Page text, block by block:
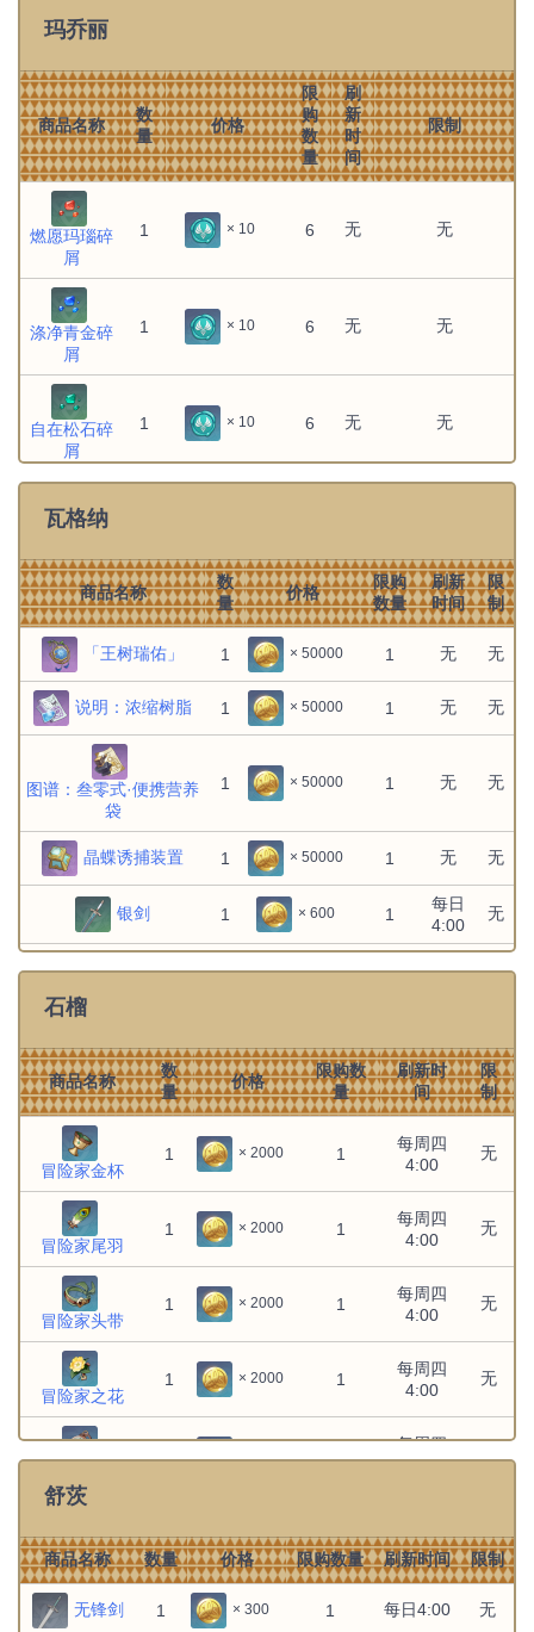
玛乔丽
商品名称
数
量
价格
限
购
数
量
刷
新
时
间
限制
燃愿玛瑙碎
屑
1 × 10 6 无 无
涤净青金碎
屑
1 × 10 6 无 无
自在松石碎
屑
1 × 10 6 无 无
哀叙冰玉碎
坚牢黄玉碎
屑
1 × 10 6 无 无
最胜紫晶碎
屑
1 × 10 6 无
高塔孤王的
破瓦
凛风奔狼的
始龀
1 × 4 3 无
狮牙斗士的
四方之风的
记忆
1 × 225 1 无 无
北陆单手剑
原胚
1 × 225 1 无 无
摩拉 1600 × 1 60 无 无
摩拉 × 2
在其余所有商品购
买完毕后才可购买
风花节纪念
气球
风物之诗琴
风佑之羽球
1 × 150000 1 无 无
瓦格纳
商品名称
数
量
价格
限购
数量
刷新
时间
限
制
「王树瑞佑」 1 × 50000 1 无 无
说明：浓缩树脂 1 × 50000 1 无 无
图谱：叁零式·便携营养
袋
1 × 50000 1 无 无
晶蝶诱捕装置 1 × 50000 1 无 无
银剑 1 × 600 1
每日
4:00
无
佣兵重剑 1 × 600 1 无
口袋魔导书 1 × 600 1
每日
4:00
无
历练的猎弓 1 × 600
每日
4:00
无
石榴
商品名称
数
量
价格
限购数
量
刷新时
间
限
制
冒险家金杯
1 × 2000 1
每周四
4:00
无
冒险家尾羽
1 × 2000 1
每周四
4:00
无
冒险家头带
1 × 2000 1
每周四
4:00
无
冒险家之花
1 × 2000 1
每周四
4:00
无
1 1
每周四
4:00
舒茨
商品名称 数量 价格 限购数量 刷新时间 限制
无锋剑 1 × 300 1 每日4:00 无